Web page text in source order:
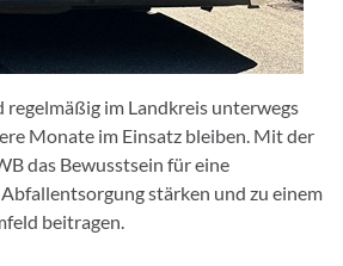
regelmäßig im Landkreis unterwegs
Monate im Einsatz bleiben. Mit der
das Bewusstsein für eine
stärken und zu einem
beitragen.